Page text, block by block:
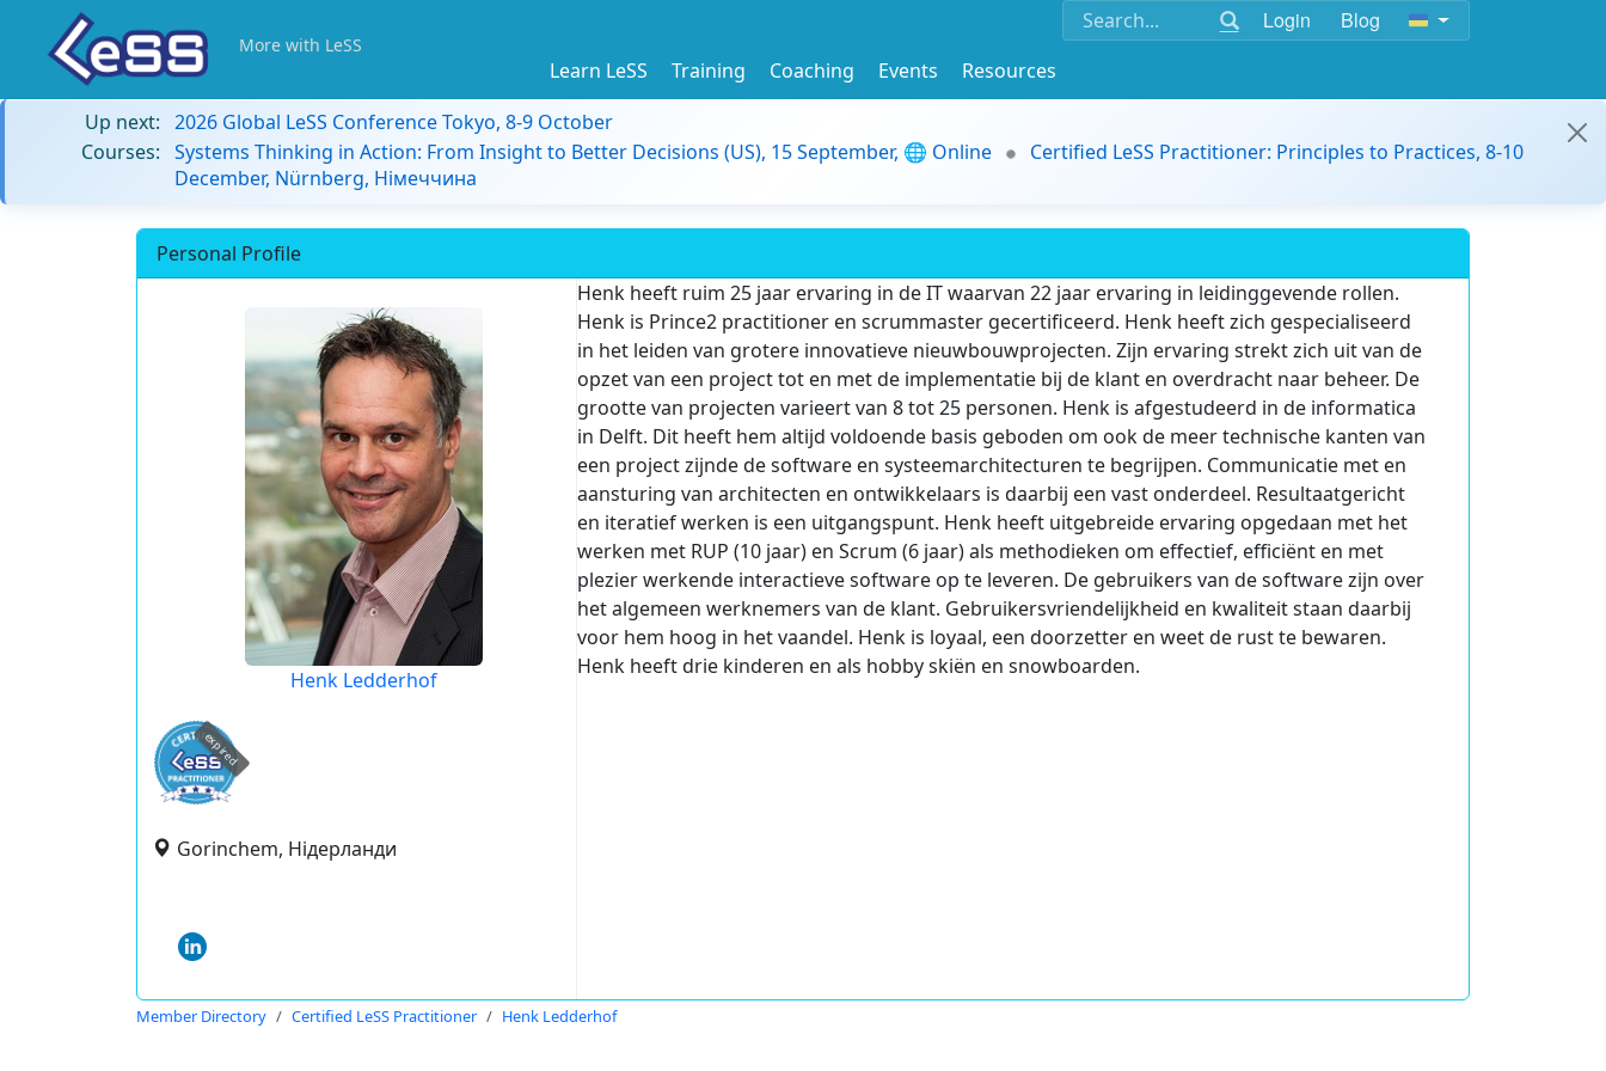
Login Blog
More with LeSS
Learn LeSS Training Coaching Events
Resources
Up next: 2026 Global LeSS Conference Tokyo, 8-9 October
Courses: Systems Thinking in Action: From Insight to Better Decisions (US), 15 September, 🌐 Online
Certified LeSS Practitioner: Principles to Practices, 8-10
December, Nürnberg, Німеччина
Personal Profile
Henk Ledderhof
expired
Gorinchem, Нідерланди
Henk heeft ruim 25 jaar ervaring in de IT waarvan 22 jaar ervaring in leidinggevende rollen.
Henk is Prince2 practitioner en scrummaster gecertificeerd. Henk heeft zich gespecialiseerd
in het leiden van grotere innovatieve nieuwbouwprojecten. Zijn ervaring strekt zich uit van de
opzet van een project tot en met de implementatie bij de klant en overdracht naar beheer. De
grootte van projecten varieert van 8 tot 25 personen. Henk is afgestudeerd in de informatica
in Delft. Dit heeft hem altijd voldoende basis geboden om ook de meer technische kanten van
een project zijnde de software en systeemarchitecturen te begrijpen. Communicatie met en
aansturing van architecten en ontwikkelaars is daarbij een vast onderdeel. Resultaatgericht
en iteratief werken is een uitgangspunt. Henk heeft uitgebreide ervaring opgedaan met het
werken met RUP (10 jaar) en Scrum (6 jaar) als methodieken om effectief, efficiënt en met
plezier werkende interactieve software op te leveren. De gebruikers van de software zijn over
het algemeen werknemers van de klant. Gebruikersvriendelijkheid en kwaliteit staan daarbij
voor hem hoog in het vaandel. Henk is loyaal, een doorzetter en weet de rust te bewaren.
Henk heeft drie kinderen en als hobby skiën en snowboarden.
Member Directory Certified LeSS Practitioner Henk Ledderhof